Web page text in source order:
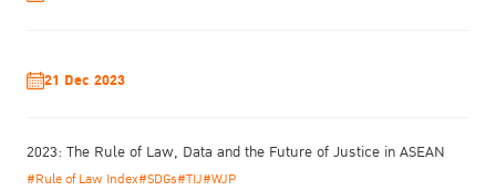
21 Dec 2023
2023: The Rule of Law, Data and the Future of Justice in ASEAN
#Rule of Law Index#SDGs#TIJ#WJP